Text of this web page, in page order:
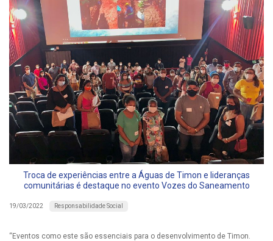
Troca de experiências entre a Águas de Timon e lideranças
comunitárias é destaque no evento Vozes do Saneamento
19/03/2022 Responsabilidade Social
“Eventos como este são essenciais para o desenvolvimento de Timon.